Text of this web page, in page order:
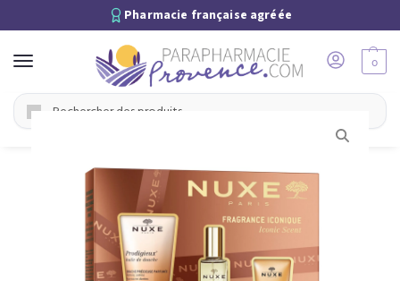
Pharmacie française agréée
0